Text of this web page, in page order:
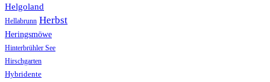
Helgoland
Hellabrunn Herbst
Heringsmöwe
Hinterbrühler See
Hirschgarten
Hybridente